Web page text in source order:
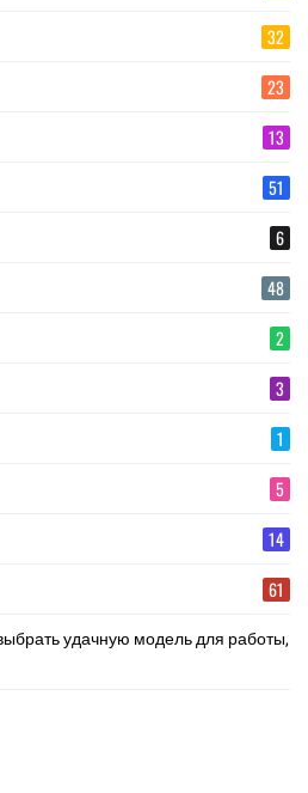
32
23
13
51
6
48
2
3
1
5
14
61
удачную модель для работы,